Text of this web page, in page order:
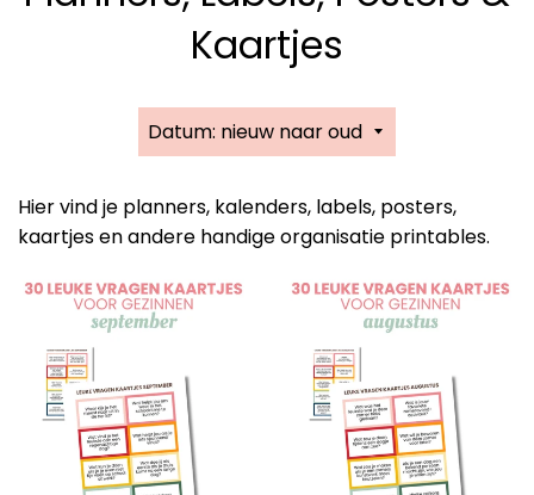
Kaartjes
Sorteer
op
Hier vind je planners, kalenders, labels, posters,
kaartjes en andere handige organisatie printables.